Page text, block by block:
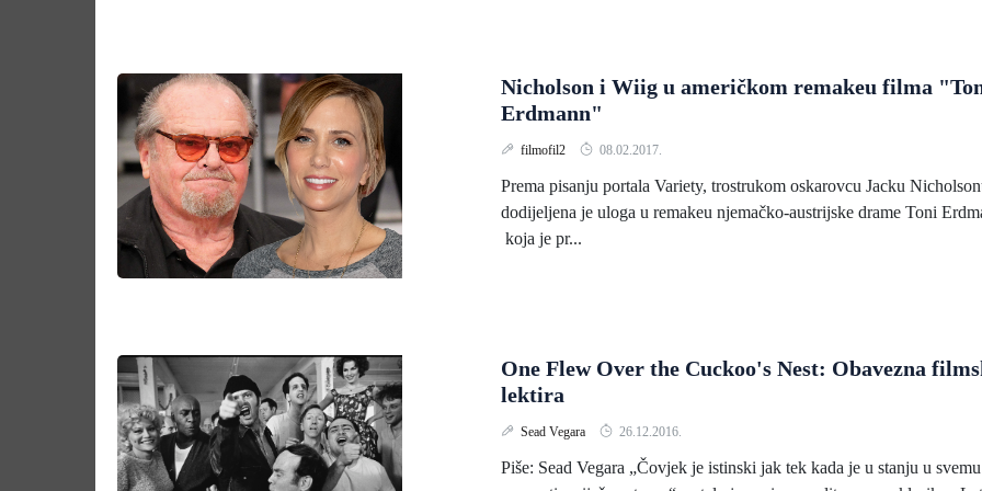
Nicholson i Wiig u američkom remakeu filma
Erdmann"
filmofil2 08.02.2017.
Prema pisanju portala Variety, trostrukom oskarovcu Jacku
dodijeljena je uloga u remakeu njemačko-austrijske drame Toni
koja je pr...
One Flew Over the Cuckoo's Nest: Obavezna
lektira
Sead Vegara 26.12.2016.
Piše: Sead Vegara „Čovjek je istinski jak tek kada je u stanju u svemu